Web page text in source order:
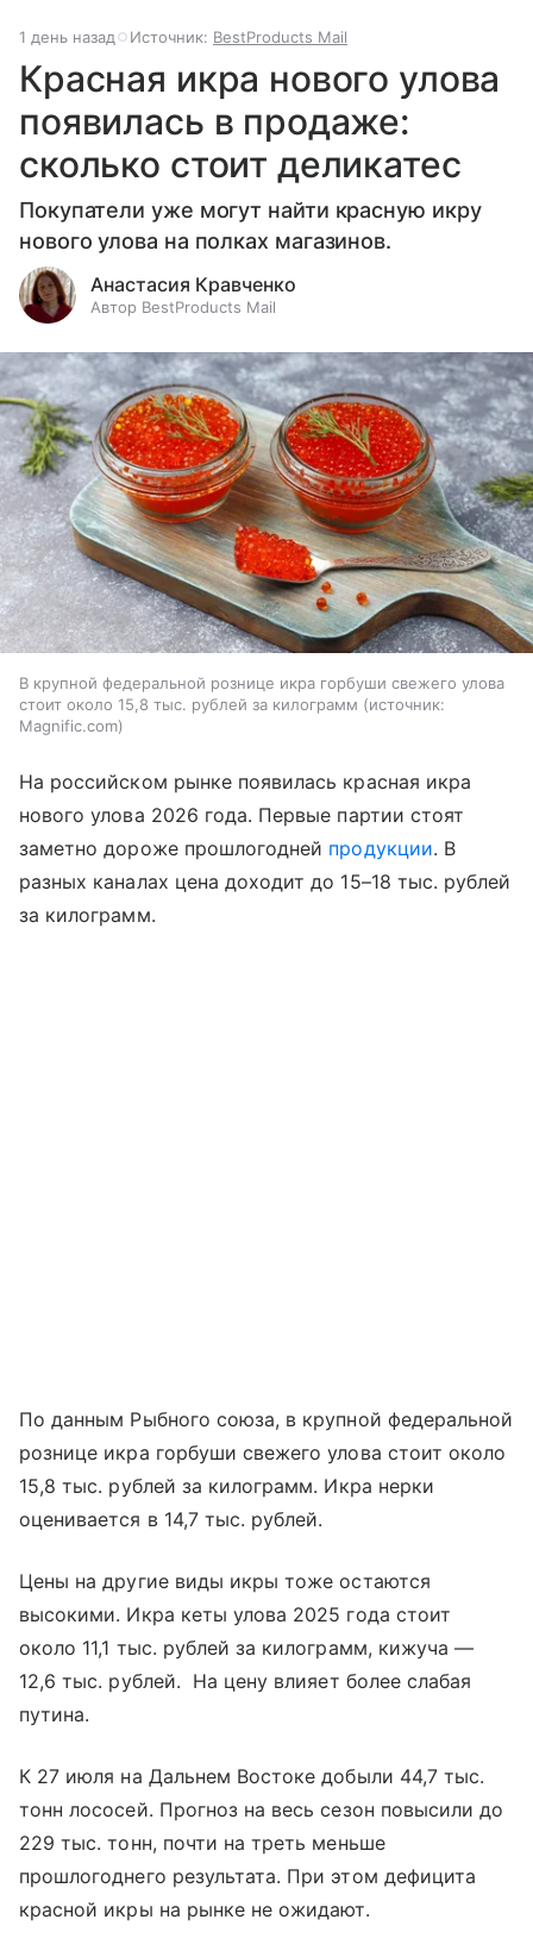
1 день назад Источник: BestProducts Mail
Красная икра нового улова
появилась в продаже:
сколько стоит деликатес
Покупатели уже могут найти красную икру
нового улова на полках магазинов.
Анастасия Кравченко
Автор BestProducts Mail
В крупной федеральной рознице икра горбуши свежего улова
стоит около 15,8 тыс. рублей за килограмм
источник:
Magnific.com
На российском рынке появилась красная икра
нового улова 2026 года. Первые партии стоят
заметно дороже прошлогодней продукции. В
разных каналах цена доходит до 15–18 тыс. рублей
за килограмм.
По данным Рыбного союза, в крупной федеральной
рознице икра горбуши свежего улова стоит около
15,8 тыс. рублей за килограмм. Икра нерки
оценивается в 14,7 тыс. рублей.
Цены на другие виды икры тоже остаются
высокими. Икра кеты улова 2025 года стоит
около 11,1 тыс. рублей за килограмм, кижуча —
12,6 тыс. рублей. На цену влияет более слабая
путина.
К 27 июля на Дальнем Востоке добыли 44,7 тыс.
тонн лососей. Прогноз на весь сезон повысили до
229 тыс. тонн, почти на треть меньше
прошлогоднего результата. При этом дефицита
красной икры на рынке не ожидают.